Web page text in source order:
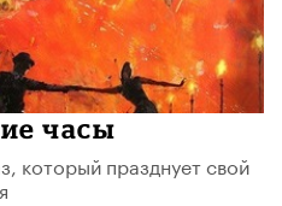
часы
который празднует свой